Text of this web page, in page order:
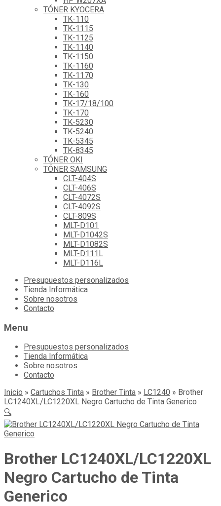
TÓNER KYOCERA
TK-110
TK-1115
TK-1125
TK-1140
TK-1150
TK-1160
TK-1170
TK-130
TK-160
TK-17/18/100
TK-170
TK-5230
TK-5240
TK-5345
TK-8345
TÓNER OKI
TÓNER SAMSUNG
CLT-404S
CLT-406S
CLT-4072S
CLT-4092S
CLT-809S
MLT-D101
MLT-D1042S
MLT-D1082S
MLT-D111L
MLT-D116L
Skip
content
Presupuestos personalizados
Tienda Informática
Sobre nosotros
Contacto
Menu
Presupuestos personalizados
Tienda Informática
Sobre nosotros
Contacto
Inicio » Cartuchos Tinta » Brother Tinta » LC1240 » Brother
LC1240XL/LC1220XL Negro Cartucho de Tinta Generico
🔍
Brother LC1240XL/LC1220XL
Negro Cartucho de Tinta
Generico